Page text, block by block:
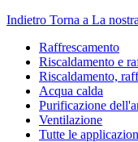
Indietro Torna a La
Raffrescamento
Riscaldamento e
Riscaldamento,
Acqua calda
Purificazione
Ventilazione
Tutte le